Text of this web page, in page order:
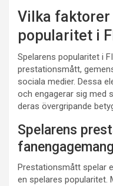
Vilka faktorer
popularitet i
Spelarens popularitet i
prestationsmått,
sociala medier. Dessa
och engagerar sig med
deras övergripande
Spelarens
fanengagemang
Prestationsmått spelar
en spelares popularitet.